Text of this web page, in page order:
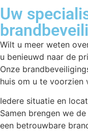
Uw
Wilt u meer weten
u benieuwd naar de
Onze
huis om u te voorzien
Iedere situatie en
Samen brengen we
een betrouwbare